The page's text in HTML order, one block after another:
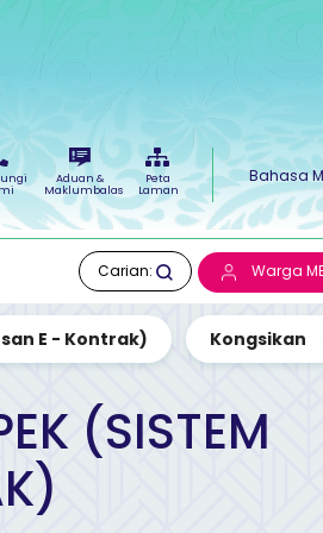
Aduan &
Maklumbalas
Peta
Laman
Select
Carian: Warga
E - Kontrak)
(SISTEM